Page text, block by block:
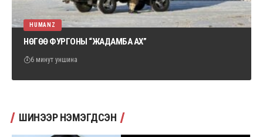
HUMANZ
НӨГӨӨ ФУРГОНЫ “ЖАДАМБА АХ”
6 минут уншина
ШИНЭЭР НЭМЭГДСЭН